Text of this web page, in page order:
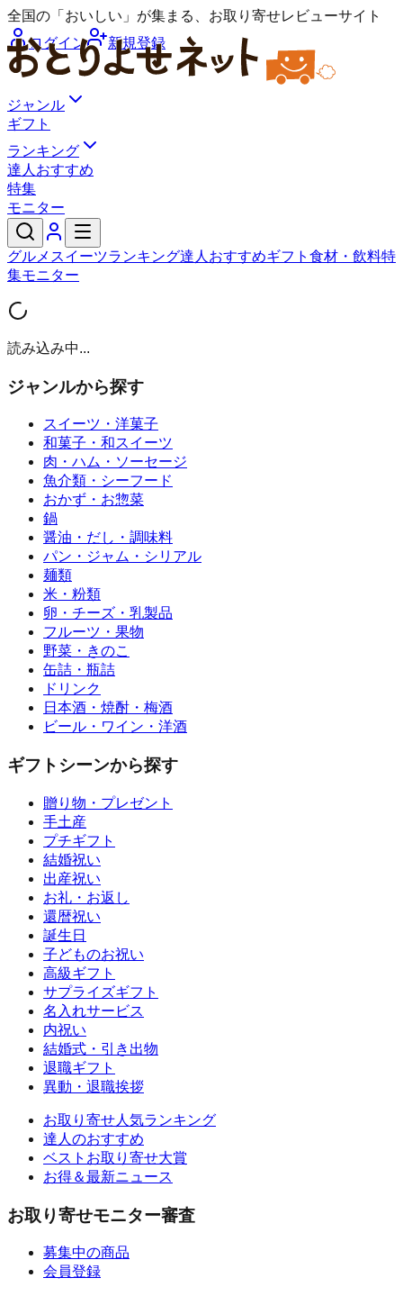
全国の「おいしい」が集まる、お取り寄せレビューサイト
ログイン
新規登録
ジャンル
ギフト
ランキング
達人おすすめ
特集
モニター
グルメ スイーツランキング達人おすすめギフト 食材・飲料特
集モニター
読み込み中...
ジャンルから探す
スイーツ・洋菓子
和菓子・和スイーツ
肉・ハム・ソーセージ
魚介類・シーフード
おかず・お惣菜
鍋
醤油・だし・調味料
パン・ジャム・シリアル
麺類
米・粉類
卵・チーズ・乳製品
フルーツ・果物
野菜・きのこ
缶詰・瓶詰
ドリンク
日本酒・焼酎・梅酒
ビール・ワイン・洋酒
ギフトシーンから探す
贈り物・プレゼント
手土産
プチギフト
結婚祝い
出産祝い
お礼・お返し
還暦祝い
誕生日
子どものお祝い
高級ギフト
サプライズギフト
名入れサービス
内祝い
結婚式・引き出物
退職ギフト
異動・退職挨拶
お取り寄せ人気ランキング
達人のおすすめ
ベストお取り寄せ大賞
お得＆最新ニュース
お取り寄せモニター審査
募集中の商品
会員登録